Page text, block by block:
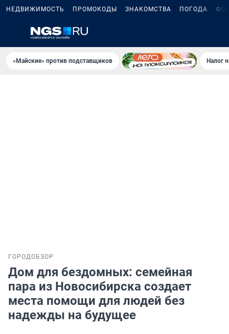
НЕДВИЖИМОСТЬ ПРОМОКОДЫ ЗНАКОМСТВА ПОГОДА
«Майские» против подставщиков Налог
ГОРОДОБЗОР
Дом для бездомных: семейная
пара из Новосибирска создает
места помощи для людей без
надежды на будущее